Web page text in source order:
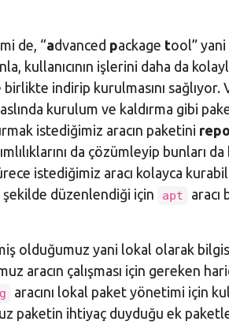
de, “advanced package tool” yani
kullanıcının işlerini daha da
birlikte indirip kurulmasını
aslında kurulum ve kaldırma gibi
istediğimiz aracın paketini repo
da çözümleyip bunları
istediğimiz aracı kolayca
şekilde düzenlendiği için
apt
olduğumuz yani lokal olarak
aracın çalışması için gereken
aracını lokal paket yönetimi için
paketin ihtiyaç duyduğu ek